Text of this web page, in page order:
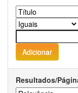
Resultados/